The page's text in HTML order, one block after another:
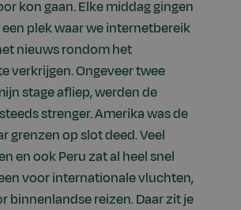
kon gaan. Elke middag gingen
plek waar we internetbereik
nieuws rondom het
verkrijgen. Ongeveer twee
stage afliep, werden de
strenger. Amerika was de
grenzen op slot deed. Veel
en ook Peru zat al heel snel
voor internationale vluchten,
binnenlandse reizen. Daar zit je